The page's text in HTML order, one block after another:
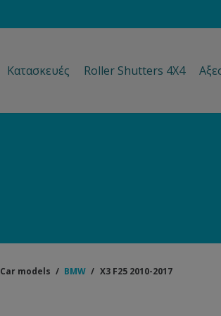
Κατασκευές Roller Shutters 4Χ4
Car models / BMW / X3 F25 2010-2017